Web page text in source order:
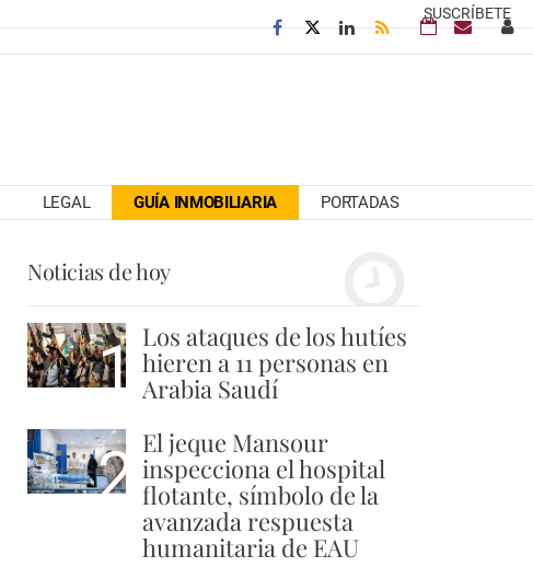
SUSCRÍBETE
LEGAL GUÍA INMOBILIARIA PORTADAS
Noticias de hoy
1 Los ataques de los hutíes
hieren a 11 personas en
Arabia Saudí
2 El jeque Mansour
inspecciona el hospital
flotante, símbolo de la
avanzada respuesta
humanitaria de EAU